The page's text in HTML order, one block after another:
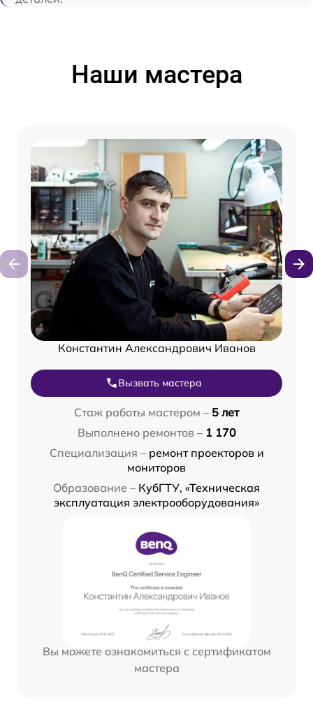
Наши мастера
Константин Александрович Иванов
Вызвать мастера
Стаж работы мастером – 5 лет
Выполнено ремонтов – 1 170
Специализация – ремонт проекторов и
мониторов
Образование – КубГТУ, «Техническая
эксплуатация электрооборудования»
Вы можете ознакомиться с сертификатом
мастера